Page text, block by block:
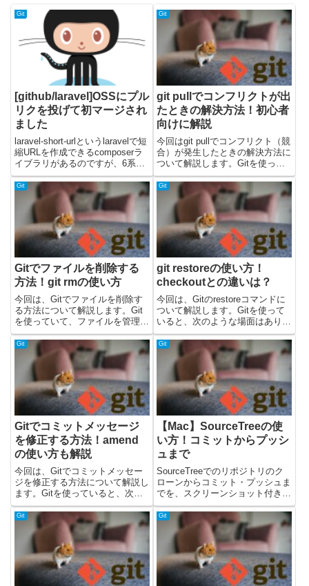
Git
[github/laravel]OSSにプル
リクを投げて初マージされ
ました
laravel-short-urlというlaravelで短
縮URLを作成できるcomposerラ
イブラリがあるのですが、6系で
使ったところマイグレーションエ
ラーが出ていて、内容も難しくな
かったのでgithubで初プルリクエ
ストを出してみまし...
Git
git pullでコンフリクトが出
たときの解決方法！初心者
向けに解説
今回はgit pullでコンフリクト（競
合）が発生したときの解決方法に
ついて解説します。Gitを使って
いると、こんなエラーで困ったこ
とはありませんか？CONFLICT
(content): Merge conflictpullした
らファイル...
Git
Gitでファイルを削除する
方法！git rmの使い方
今回は、Gitでファイルを削除す
る方法について解説します。Git
を使っていて、ファイルを管理対
象から外したい次のような場面が
あるのではないでしょうか。Git
管理からファイルを外したい不要
になったファイルを削除したい
git rmの使い方が分か...
Git
git restoreの使い方！
checkoutとの違いは？
今回は、Gitのrestoreコマンドに
ついて解説します。Gitを使って
いると、次のような場面はありま
せんか？編集したファイルを元に
戻したいステージした変更を取り
消したいgit checkoutとの違いが
分からないgit restoreをい...
Git
Gitでコミットメッセージ
を修正する方法！amend
の使い方も解説
今回は、Gitでコミットメッセー
ジを修正する方法について解説し
ます。Gitを使っていると、次の
ような経験はありませんか？コミ
ットメッセージの誤字を修正した
いコミット後に説明を追記したい
git commit --amend の使い方が分
Git
【Mac】SourceTreeの使
い方！コミットからプッシ
ュまで
SourceTreeでのリポジトリのク
ローンからコミット・プッシュま
でを、スクリーンショット付きで
まとめました。GitHubからリポ
ジトリをクローンしてから、コミ
ット・プッシュまでについて書い
ています。使っているOSはMac
でSorceTr...
Git Git